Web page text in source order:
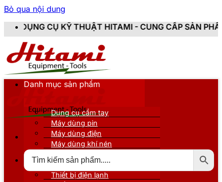
Bỏ qua nội dung
THUẬT HITAMI - CUNG CẤP SẢN PHẨM CHÍNH
Danh mục sản phẩm
Dụng cụ cầm tay
Máy dùng pin
Máy dùng điện
Máy dùng khí nén
Thiết bị nâng đỡ
Thiết bị điện lạnh